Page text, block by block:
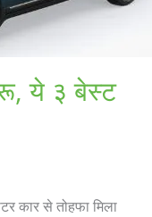
ये ३ बेस्ट
कार से तोहफा मिला